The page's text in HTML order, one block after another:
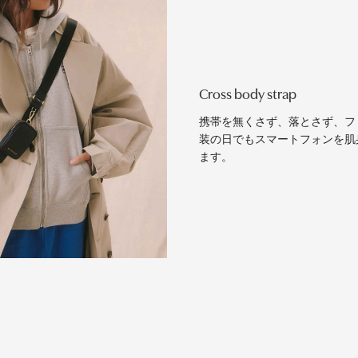
Cross body strap
携帯を無くさず、落とさず、
装の日でもスマートフォンを
ます。